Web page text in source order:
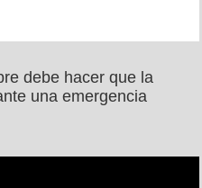
debe hacer que la
una emergencia